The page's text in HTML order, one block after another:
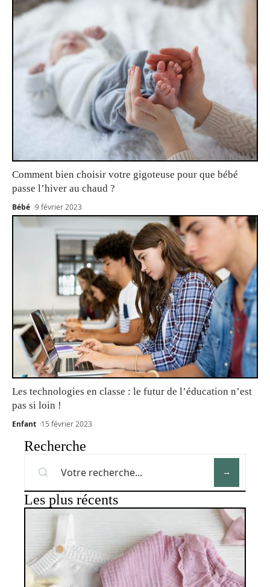
Comment bien choisir votre gigoteuse pour que bébé
passe l’hiver au chaud ?
Bébé 9 février 2023
Les technologies en classe : le futur de l’éducation n’est
pas si loin !
Enfant 15 février 2023
Recherche
Les plus récents